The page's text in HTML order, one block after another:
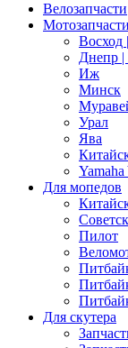
Велозапчасти
Мотозапчасти
Восход
Днепр
Иж
Минск
Урал
Ява
Для мопедов
Пилот
Для скутера